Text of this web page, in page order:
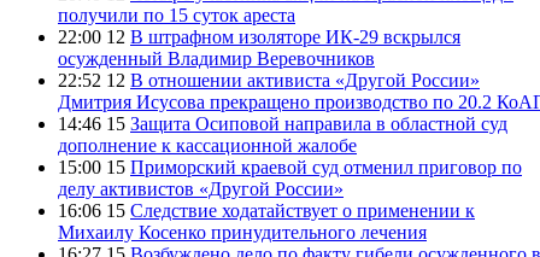
получили по 15 суток ареста
22:00 12 В штрафном изоляторе ИК-29 вскрылся
осужденный Владимир Веревочников
22:52 12 В отношении активиста «Другой России»
Дмитрия Исусова прекращено производство по 20.2
14:46 15 Защита Осиповой направила в областной суд
дополнение к кассационной жалобе
15:00 15 Приморский краевой суд отменил приговор по
делу активистов «Другой России»
16:06 15 Следствие ходатайствует о применении к
Михаилу Косенко принудительного лечения